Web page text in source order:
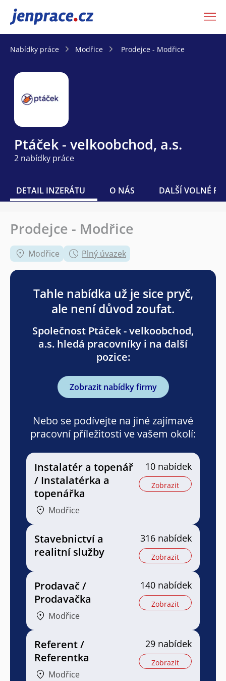
JenPráce.cz
Nabídky práce Modřice Prodejce - Modřice
Ptáček - velkoobchod, a.s.
2 nabídky práce
DETAIL INZERÁTU O NÁS DALŠÍ VOLNÉ
Prodejce - Modřice
Modřice Plný úvazek
Tahle nabídka už je sice pryč,
ale není důvod zoufat.
Společnost Ptáček - velkoobchod,
a.s. hledá pracovníky i na další
pozice:
Zobrazit nabídky firmy
Nebo se podívejte na jiné zajímavé
pracovní příležitosti ve vašem okolí:
Instalatér a topenář
/ Instalatérka a
topenářka
Modřice
10 nabídek
Zobrazit
Stavebnictví a
realitní služby
316 nabídek
Zobrazit
Prodavač /
Prodavačka
Modřice
140 nabídek
Zobrazit
Referent /
Referentka
Modřice
29 nabídek
Zobrazit